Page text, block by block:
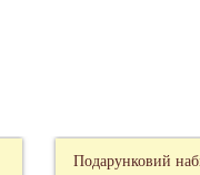
Подарунковий